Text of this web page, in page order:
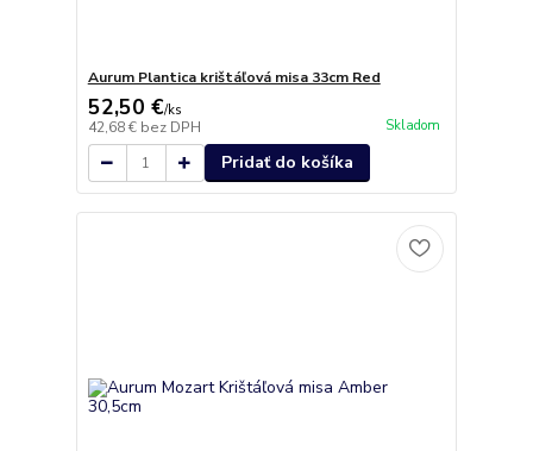
Aurum Plantica krištáľová misa 33cm Red
52,50 €/ks
42,68 € bez DPH Skladom
Pridať do košíka